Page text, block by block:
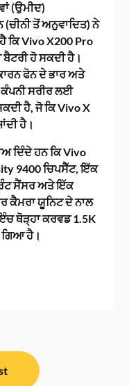
(ਉਮੀਦ)
ਤੋਂ ਅਨੁਵਾਦਿਤ) ਨੇ
ਕਿ Vivo X200 Pro
ਬੈਟਰੀ ਹੋ ਸਕਦੀ ਹੈ।
ਫੋਨ ਦੇ ਭਾਰ ਅਤੇ
ਸਰੀਰ ਲਈ
ਹੈ, ਜੋ ਕਿ Vivo X
ਹੈ।
ਦਿੰਦੇ ਹਨ ਕਿ Vivo
9400 ਚਿਪਸੈੱਟ, ਇੱਕ
ਸੈਂਸਰ ਅਤੇ ਇੱਕ
ਕੈਮਰਾ ਯੂਨਿਟ ਦੇ ਨਾਲ
ਥੋੜ੍ਹਾ ਕਰਵਡ 1.5K
ਗਿਆ ਹੈ।